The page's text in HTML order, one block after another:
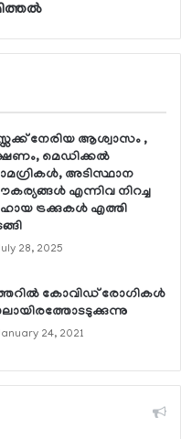
നേരിയ ആശ്വാസം ,
മെഡിക്കല്‍
അടിസ്ഥാന
എന്നിവ നിറച്ച
ട്രക്കുകള്‍ എത്തി
28, 2025
കോവിഡ് രോഗികള്‍
24, 2021